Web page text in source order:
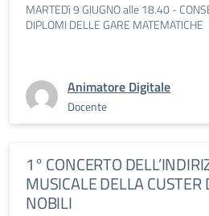
MARTEDì 9 GIUGNO alle 18.40 -
DIPLOMI DELLE GARE MATEMATICHE
Animatore Digitale
Docente
1° CONCERTO
MUSICALE DELLA CUSTER
NOBILI